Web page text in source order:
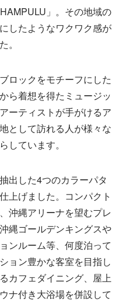
」。その地域の
したようなワクワク感が
。
ロックをモチーフにした
ら着想を得たミュージッ
ーティストが手がけるア
として訪れる人が様々な
しています。
出した4つのカラーパタ
上げました。コンパクト
沖縄アリーナを望むプレ
縄ゴールデンキングスや
ンルーム等、何度泊って
ョン豊かな客室を目指し
カフェダイニング、屋上
ナ付き大浴場を併設して